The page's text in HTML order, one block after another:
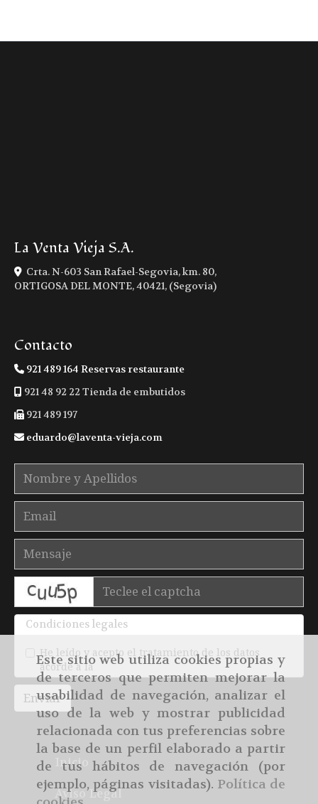
Este sitio web utiliza cookies propias y
de terceros que permiten mejorar la
usabilidad de navegación, analizar el
uso de la web y mostrar publicidad
relacionada con tus preferencias sobre
la base de un perfil elaborado a partir
de tus hábitos de navegación (por
ejemplo, páginas visitadas). Política de
La Venta Vieja S.A.
Crta. N-603 San Rafael-Segovia, km. 80,
ORTIGOSA DEL MONTE,40421, (Segovia)
Contacto
921 489 164 Reservas restaurante
921 48 92 22 Tienda de embutidos
921 489 197
eduardo
laventa-vieja.com
Condiciones legales
He leído y acepto el tratamiento de los datos
acorde a la
política de privacidad
Enviar
Inicio
Aviso Legal